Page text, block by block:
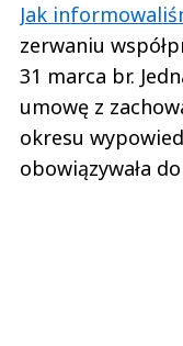
Jak
zerwaniu
31 marca br.
umowę z
okresu
obowiązywała